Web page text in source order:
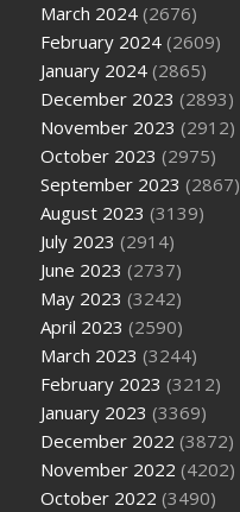
March 2024 (2676)
February 2024 (2609)
January 2024 (2865)
December 2023 (2893)
November 2023 (2912)
October 2023 (2975)
September 2023 (2867)
August 2023 (3139)
July 2023 (2914)
June 2023 (2737)
May 2023 (3242)
April 2023 (2590)
March 2023 (3244)
February 2023 (3212)
January 2023 (3369)
December 2022 (3872)
November 2022 (4202)
October 2022 (3490)